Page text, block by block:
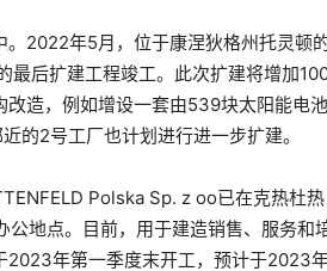
2022年5月，位于康涅狄格州托灵顿
最后扩建工程竣工。此次扩建将增加
造，例如增设一套由539块太阳能电
的2号工厂也计划进行进一步扩建。
Polska Sp. z oo已在克热杜
公地点。目前，用于建造销售、服务和
年第一季度末开工，预计于2023年